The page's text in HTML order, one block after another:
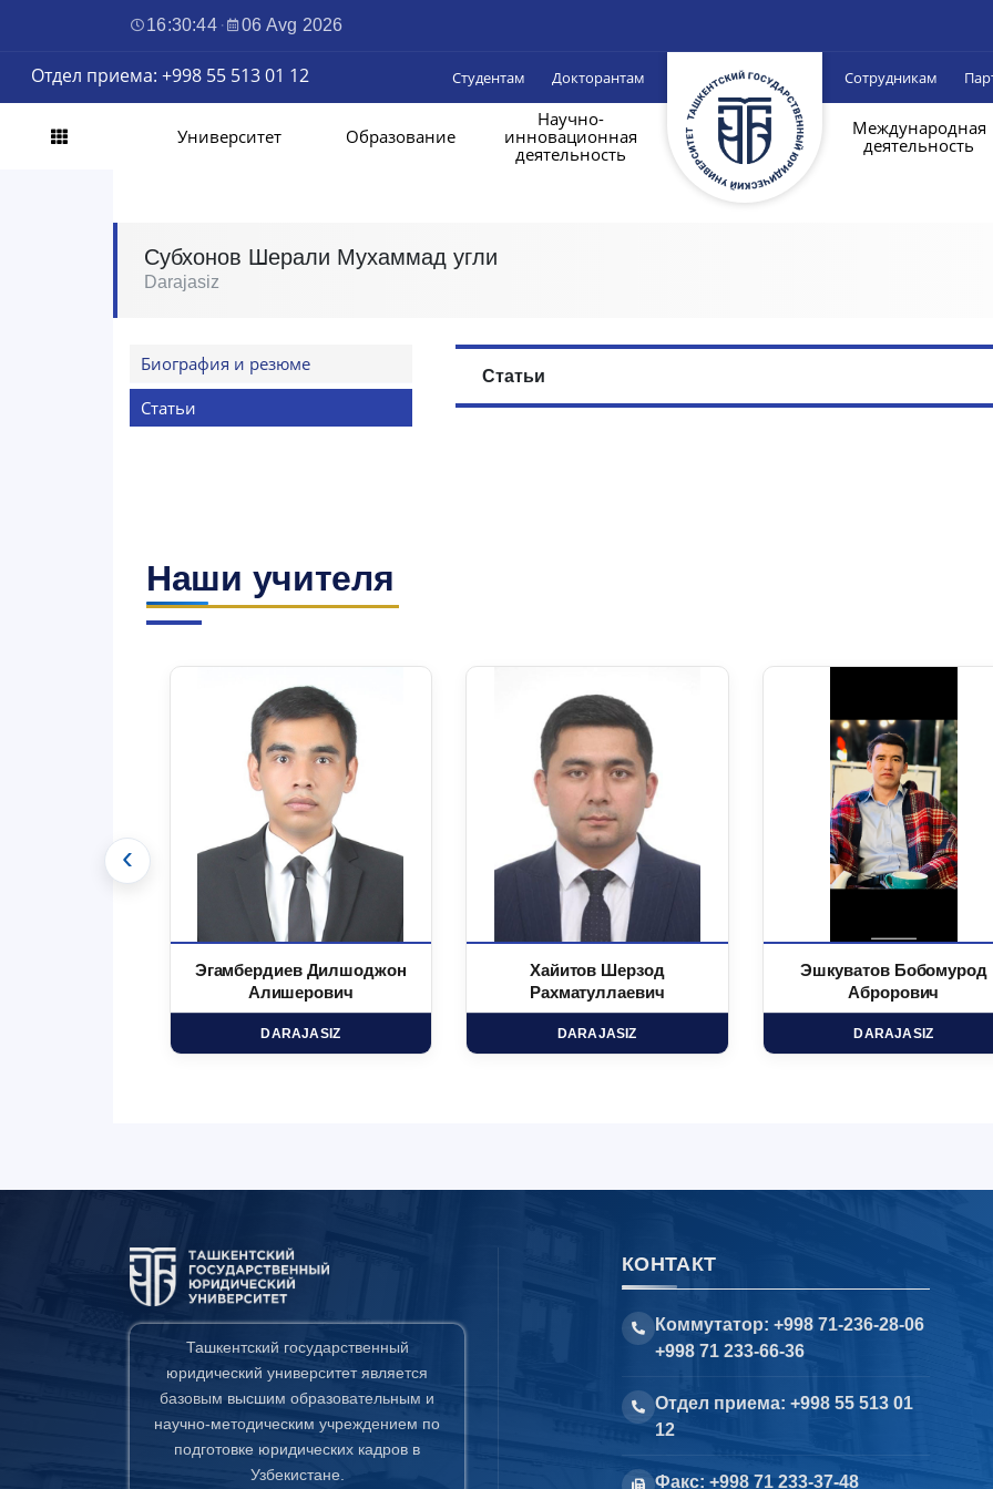
16:30:45 · 06 Avg 2026
Отдел приема: +998 55 513 01 12 Студентам Докторантам Сотрудникам
Университет Образование
Научно-
инновационная
деятельность
Международная
деятельность
Субхонов Шерали Мухаммад угли
Darajasiz
Биография и резюме
Статьи
Статьи
Наши учителя
Эгамбердиев Дилшоджон
Алишерович
DARAJASIZ
Хайитов Шерзод
Рахматуллаевич
DARAJASIZ
Эшкуватов Бобомурод
Аброрович
DARAJASIZ
‹
Ташкентский государственный
юридический университет является
базовым высшим образовательным и
научно-методическим учреждением по
подготовке юридических кадров в
Узбекистане.
КОНТАКТ
Коммутатор: +998 71-236-28-06
+998 71 233-66-36
Отдел приема: +998 55 513 01
12
Факс: +998 71 233-37-48